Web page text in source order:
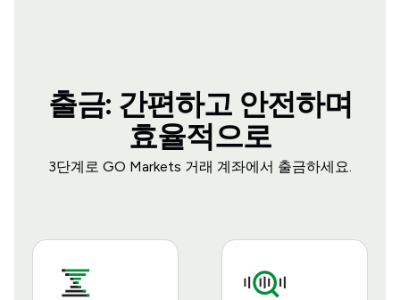
출금: 간편하고 안전하며
효율적으로
3단계로 GO Markets 거래 계좌에서 출금하세요.